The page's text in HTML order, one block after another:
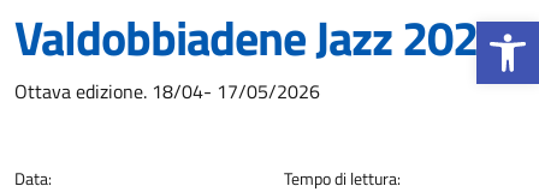
Apri la
Valdobbiadene Jazz 2026
Dettagli della notizia
Ottava edizione. 18/04- 17/05/2026
Data:
Tempo di lettura: